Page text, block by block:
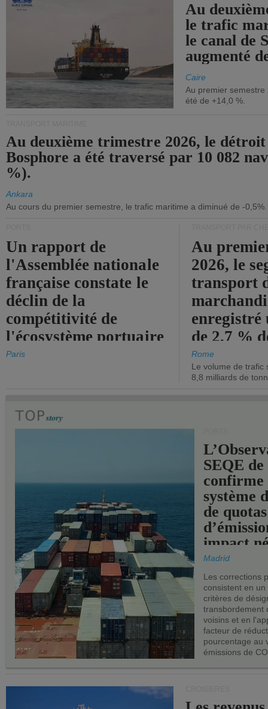
Au
le trafic
le canal de
augmenté
Caire
Au premier
été de +14,0 %.
Au deuxième trimestre 2026, le
Bosphore a été traversé par 10 082
%).
Ankara
Au cours du premier semestre, le trafic maritime a diminué de -0,5%.
Un rapport de
l'Assemblée nationale
française constate le
déclin de la
compétitivité de
l'écosystème portuaire
de l'État.
Paris
Au
2026, le
transport
enregistré
de 2,7 %
chiffre
Rome
Le volume de trafic
8,8 milliards de
SEQE de
confirme
système
de quotas
impact
les ports
Madrid
Les corrections
consistent en
critères de
transbordement
voisins et en
facteur de
pourcentage au
émissions de